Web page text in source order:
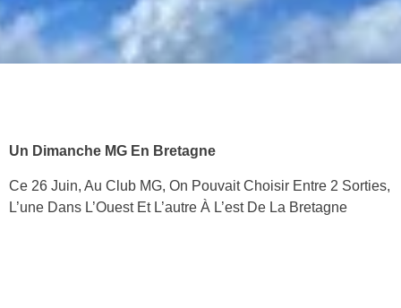
Un Dimanche MG En Bretagne
Ce 26 Juin, Au Club MG, On Pouvait Choisir Entre 2 Sorties,
L’une Dans L’Ouest Et L’autre À L’est De La Bretagne